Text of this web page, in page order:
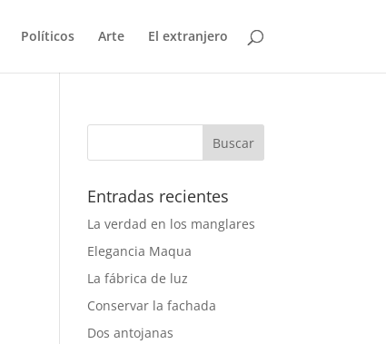
Políticos Arte El extranjero
Entradas recientes
La verdad en los manglares
Elegancia Maqua
La fábrica de luz
Conservar la fachada
Dos antojanas